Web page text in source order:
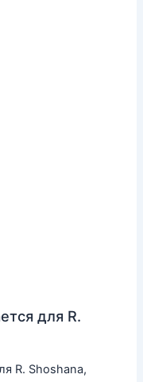
для R.
R. Shoshana,